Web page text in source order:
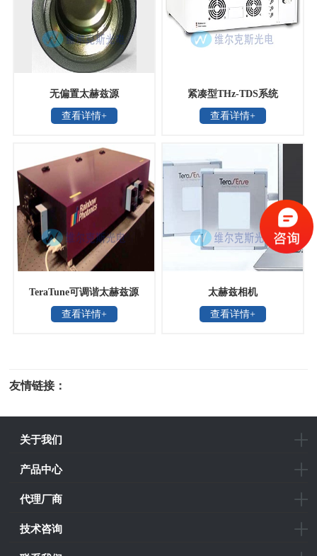
无偏置太赫兹源
查看详情+
紧凑型THz-TDS系统
查看详情+
TeraTune可调谐太赫兹源
查看详情+
太赫兹相机
查看详情+
友情链接：
关于我们
产品中心
代理厂商
技术咨询